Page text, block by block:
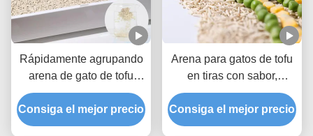
Rápidamente agrupando
arena de gato de tofu
profundamente
desodorizada con
material fresco y natural
Consiga el mejor precio
Arena para gatos de tofu
en tiras con sabor,
absorción súper rápida y
económica, aglomeración
fuerte, OEM ODM,
Consiga el mejor precio